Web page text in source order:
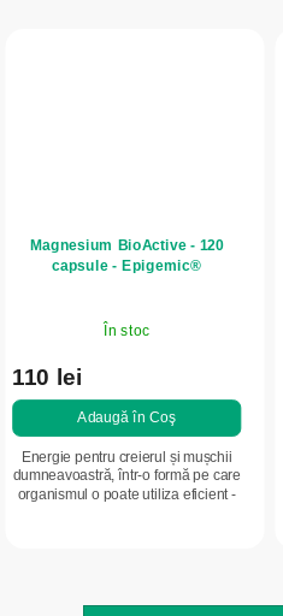
Magnesium BioActive - 120
capsule - Epigemic®
În stoc
110 lei
Adaugă în Coş
Energie pentru creierul și mușchii
dumneavoastră, într-o formă pe care
organismul o poate utiliza eficient -